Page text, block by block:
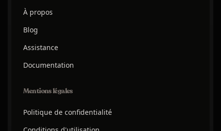
À propos
Blog
Assistance
Documentation
Mentions légales
Politique de confidentialité